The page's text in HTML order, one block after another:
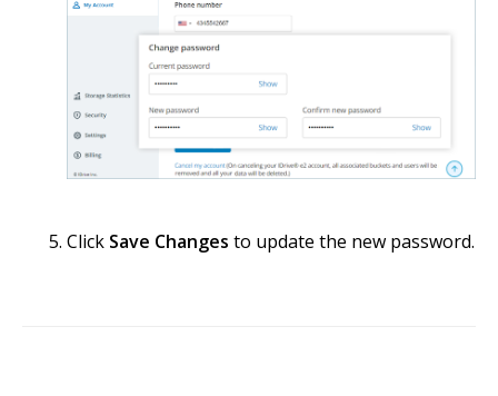
Click Save Changes to update the new password.